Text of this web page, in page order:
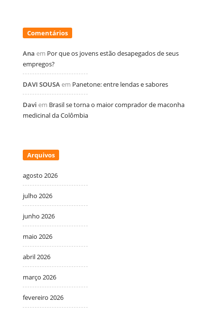
Comentários
Ana em Por que os jovens estão desapegados de seus
empregos?
DAVI SOUSAem Panetone: entre lendas e sabores
Davi em Brasil se torna o maior comprador de maconha
medicinal da Colômbia
Arquivos
agosto 2026
julho 2026
junho 2026
maio 2026
abril 2026
março 2026
fevereiro 2026